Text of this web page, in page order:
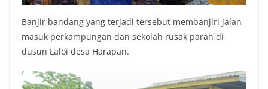
Banjir bandang yang terjadi tersebut membanjiri jalan
masuk perkampungan dan sekolah rusak parah di
dusun Laloi desa Harapan.